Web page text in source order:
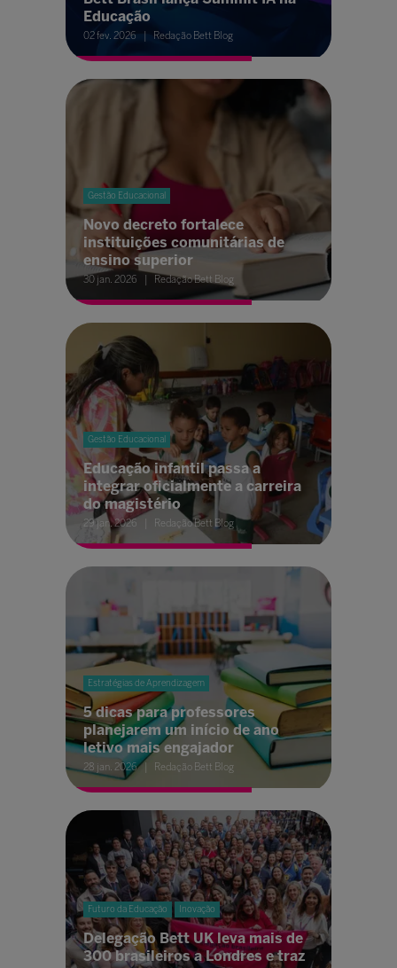
Educação
02 fev. 2026 Redação Bett Blog
Gestão Educacional
Novo decreto fortalece
instituições comunitárias de
ensino superior
30 jan. 2026 Redação Bett Blog
Gestão Educacional
Educação infantil passa a
integrar oficialmente a carreira
do magistério
29 jan. 2026 Redação Bett Blog
Estratégias de Aprendizagem
5 dicas para professores
planejarem um início de ano
letivo mais engajador
28 jan. 2026 Redação Bett Blog
Futuro da Educação Inovação
Delegação Bett UK leva mais de
300 brasileiros a Londres e traz